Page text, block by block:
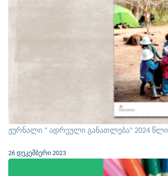
ჟურნალი " ადრეული განათლება" 2024
26 დეკემბერი 2023